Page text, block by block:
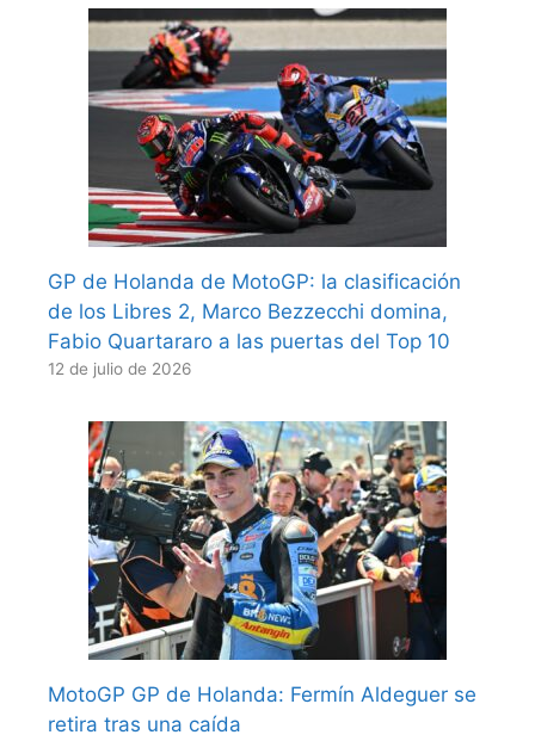
GP de Holanda de MotoGP: la clasificación
de los Libres 2, Marco Bezzecchi domina,
Fabio Quartararo a las puertas del Top 10
12 de julio de 2026
MotoGP GP de Holanda: Fermín Aldeguer se
retira tras una caída